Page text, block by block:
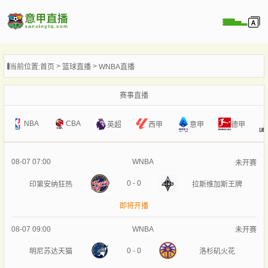
播
播
像
闻
当前位置:首页 篮球直播 WNBA直播
赛事直播
NBA CBA 英超 西甲 意甲 德甲
08-07 07:00 WNBA 未开赛
印第安纳狂热 0 - 0 拉斯维加斯王牌
即将开播
08-07 09:00 WNBA 未开赛
明尼苏达天猫 0 - 0 洛杉矶火花